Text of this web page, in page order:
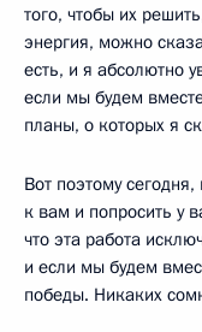
того, чтобы их
энергия, можно
есть, и я абсолютно
если мы будем
планы, о которых я
Вот поэтому
к вам и попросить у
что эта работа
и если мы будем
победы. Никаких